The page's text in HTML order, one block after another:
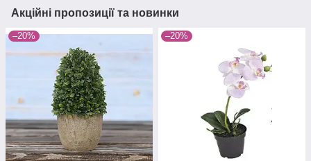
Акційні пропозиції та новинки
–20% –20%